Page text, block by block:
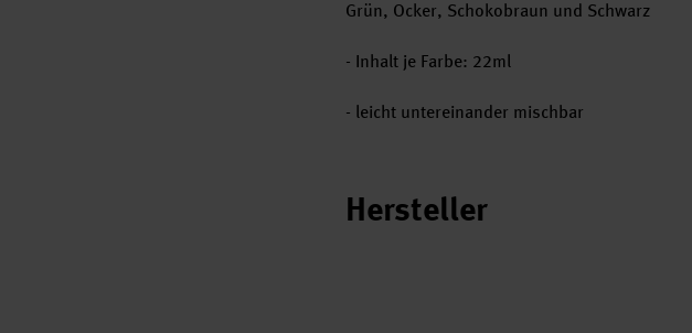
Grün, Ocker, Schokobraun und Schwarz
- Inhalt je Farbe: 22ml
- leicht untereinander mischbar
Hersteller